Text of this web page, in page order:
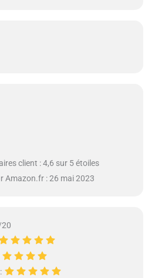
client : 4,6 sur 5 étoiles
Amazon.fr : 26 mai 2023